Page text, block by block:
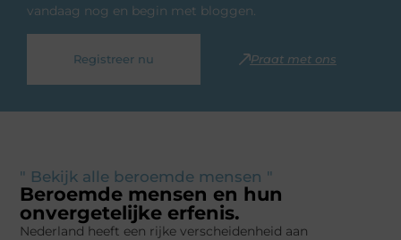
vandaag nog en begin met bloggen.
Registreer nu Praat met ons
" Bekijk alle beroemde mensen "
Beroemde mensen en hun
onvergetelijke erfenis.
Nederland heeft een rijke verscheidenheid aan